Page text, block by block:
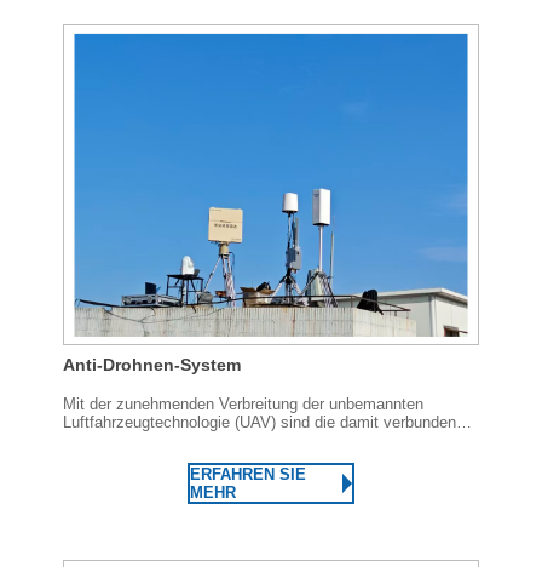
Anti-Drohnen-System
Mit der zunehmenden Verbreitung der unbemannten
Luftfahrzeugtechnologie (UAV) sind die damit verbundenen
Terroranschläge, illegale Kartierung und anderen Feldern
immer deutlicher geworden, was die rasante Entwicklung
der UAV-Technologie vorangetrieben hat.
ERFAHREN SIE
MEHR